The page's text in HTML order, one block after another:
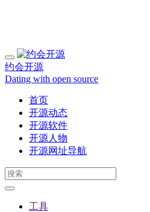
约会开源
Dating with open source
首页
开源动态
开源软件
开源人物
开源网址导航
工具